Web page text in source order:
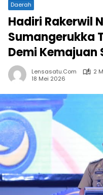
Daerah
Hadiri Rakerwil
Sumangerukka
Demi Kemajuan
Lensasatu.com
2
18 Mei 2026